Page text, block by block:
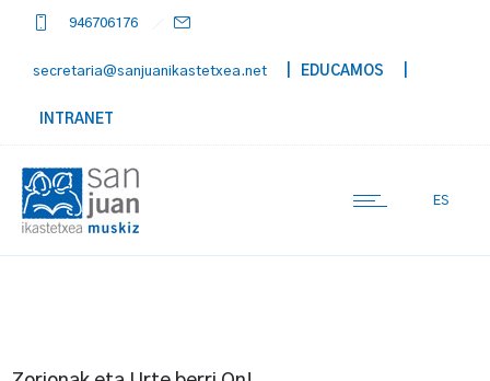
946706176
secretaria@sanjuanikastetxea.net | EDUCAMOS
INTRANET
ES